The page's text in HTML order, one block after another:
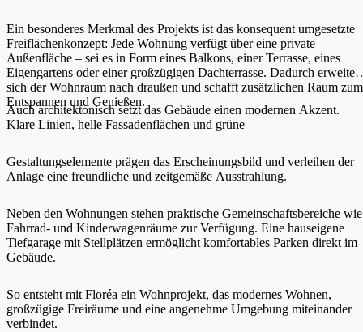
Ein besonderes Merkmal des Projekts ist das konsequent umgesetzte
Freiflächenkonzept: Jede Wohnung verfügt über eine private
Außenfläche – sei es in Form eines Balkons, einer Terrasse, eines
Eigengartens oder einer großzügigen Dachterrasse. Dadurch erweitert
sich der Wohnraum nach draußen und schafft zusätzlichen Raum zum
Entspannen und Genießen.
Auch architektonisch setzt das Gebäude einen modernen Akzent.
Klare Linien, helle Fassadenflächen und grüne
Gestaltungselemente prägen das Erscheinungsbild und verleihen der
Anlage eine freundliche und zeitgemäße Ausstrahlung.
Neben den Wohnungen stehen praktische Gemeinschaftsbereiche wie
Fahrrad- und Kinderwagenräume zur Verfügung. Eine hauseigene
Tiefgarage mit Stellplätzen ermöglicht komfortables Parken direkt im
Gebäude.
So entsteht mit Floréa ein Wohnprojekt, das modernes Wohnen,
großzügige Freiräume und eine angenehme Umgebung miteinander
verbindet.